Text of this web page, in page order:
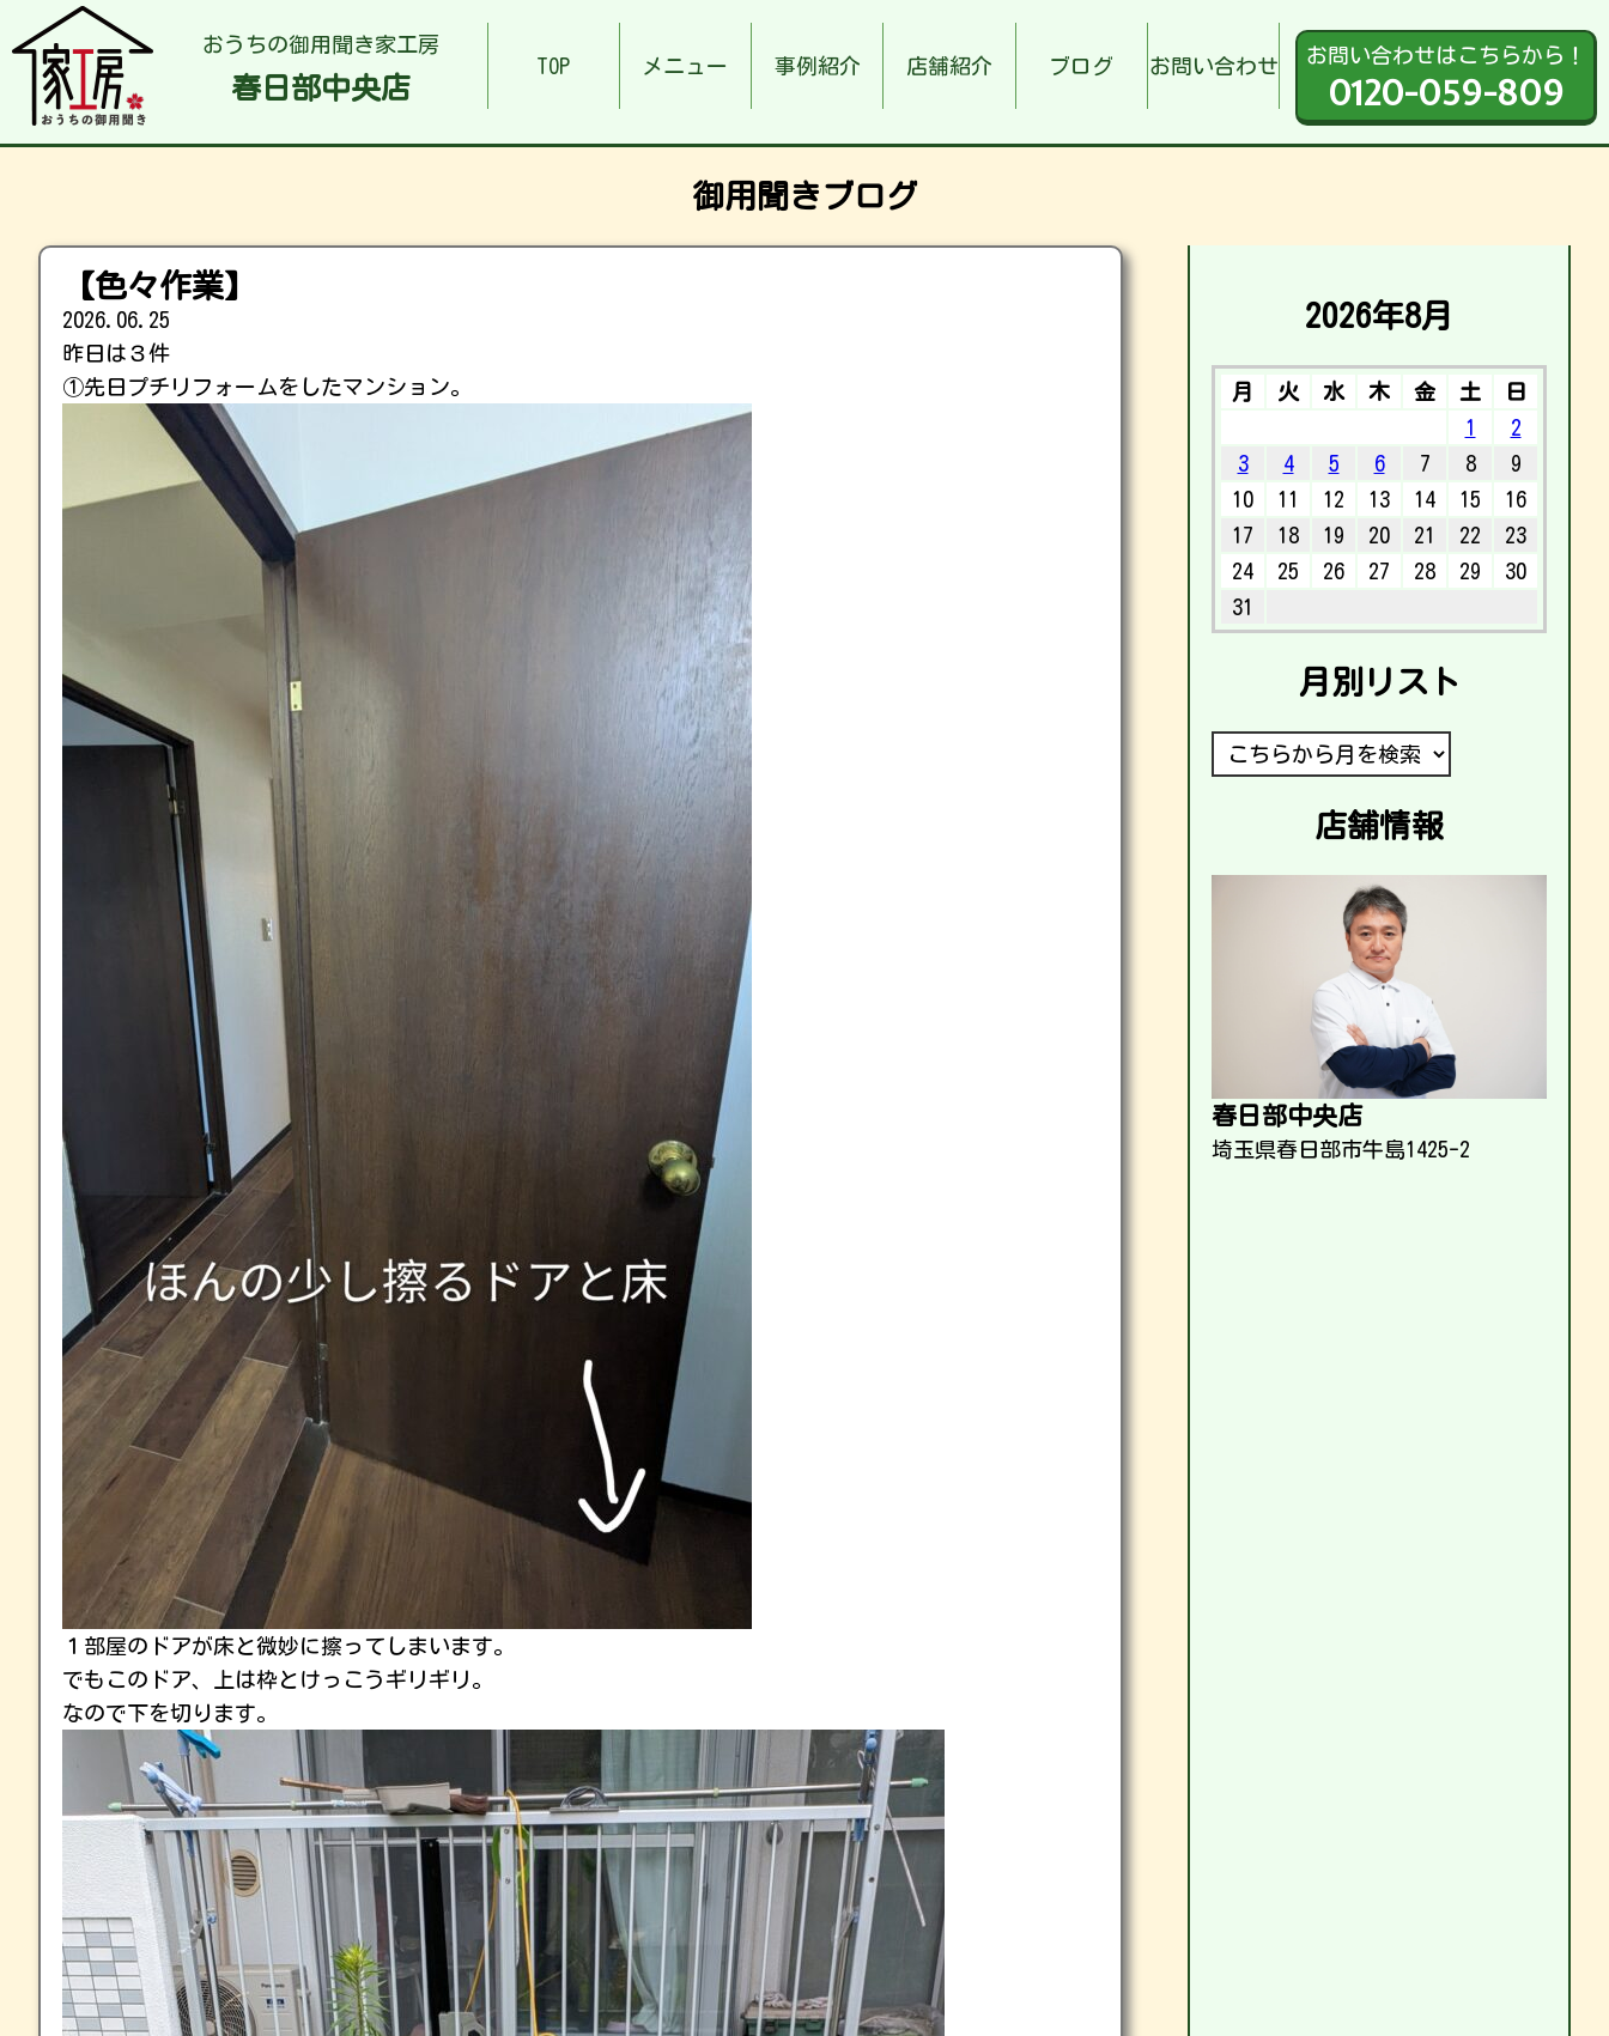
おうちの御用聞き家工房
春日部中央店
TOP メニュー 事例紹介 店舗紹介 ブログ お問い合わせ お問い合わせはこちらから！
0120-059-809
御用聞きブログ
【色々作業】
2026.06.25
昨日は３件
①先日プチリフォームをしたマンション。
１部屋のドアが床と微妙に擦ってしまいます。
でもこのドア、上は枠とけっこうギリギリ。
なので下を切ります。
2026年8月
月 火 水 木 金 土
日
1
2
3
4 5 6 7 8
9
10
11 12 13 14 15
16
17
18 19 20 21 22
23
24
25 26 27 28 29
30
31
月別リスト
店舗情報
春日部中央店
埼玉県春日部市牛島1425-2